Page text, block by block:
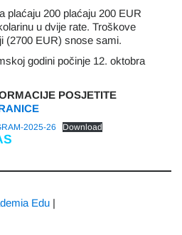
plaćaju 200 plaćaju 200 EUR
u dvije rate. Troškove
(2700 EUR) snose sami.
godini počinje 12. oktobra
POSJETITE
2025-26 Download
Edu